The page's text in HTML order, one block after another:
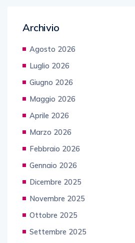
Archivio
Agosto 2026
Luglio 2026
Giugno 2026
Maggio 2026
Aprile 2026
Marzo 2026
Febbraio 2026
Gennaio 2026
Dicembre 2025
Novembre 2025
Ottobre 2025
Settembre 2025